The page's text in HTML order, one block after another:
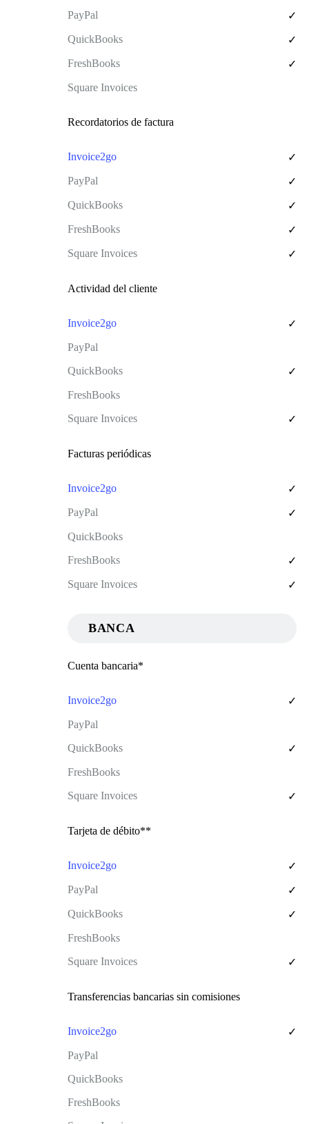
✓
✓
✓
Recordatorios de factura
✓
✓
✓
✓
✓
Actividad del cliente
✓
✓
✓
Facturas periódicas
✓
✓
✓
✓
BANCA
Cuenta bancaria*
✓
✓
✓
Tarjeta de débito**
✓
✓
✓
✓
Transferencias bancarias sin comisiones
✓